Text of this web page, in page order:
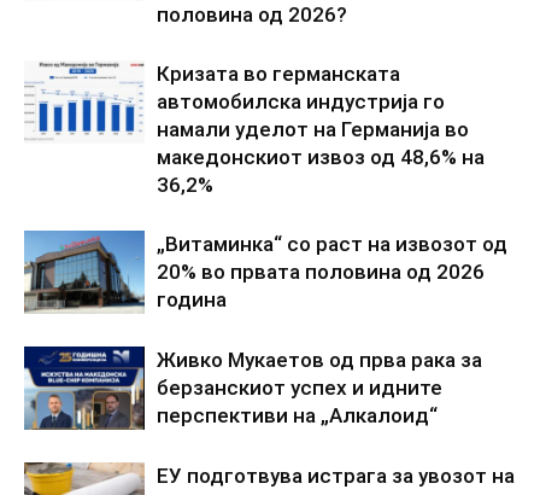
половина од 2026?
Кризата во германската
автомобилска индустрија го
намали уделот на Германија во
македонскиот извоз од 48,6% на
36,2%
„Витаминка“ со раст на извозот од
20% во првата половина од 2026
година
Живко Мукаетов од прва рака за
берзанскиот успех и идните
перспективи на „Алкалоид“
ЕУ подготвува истрага за увозот на